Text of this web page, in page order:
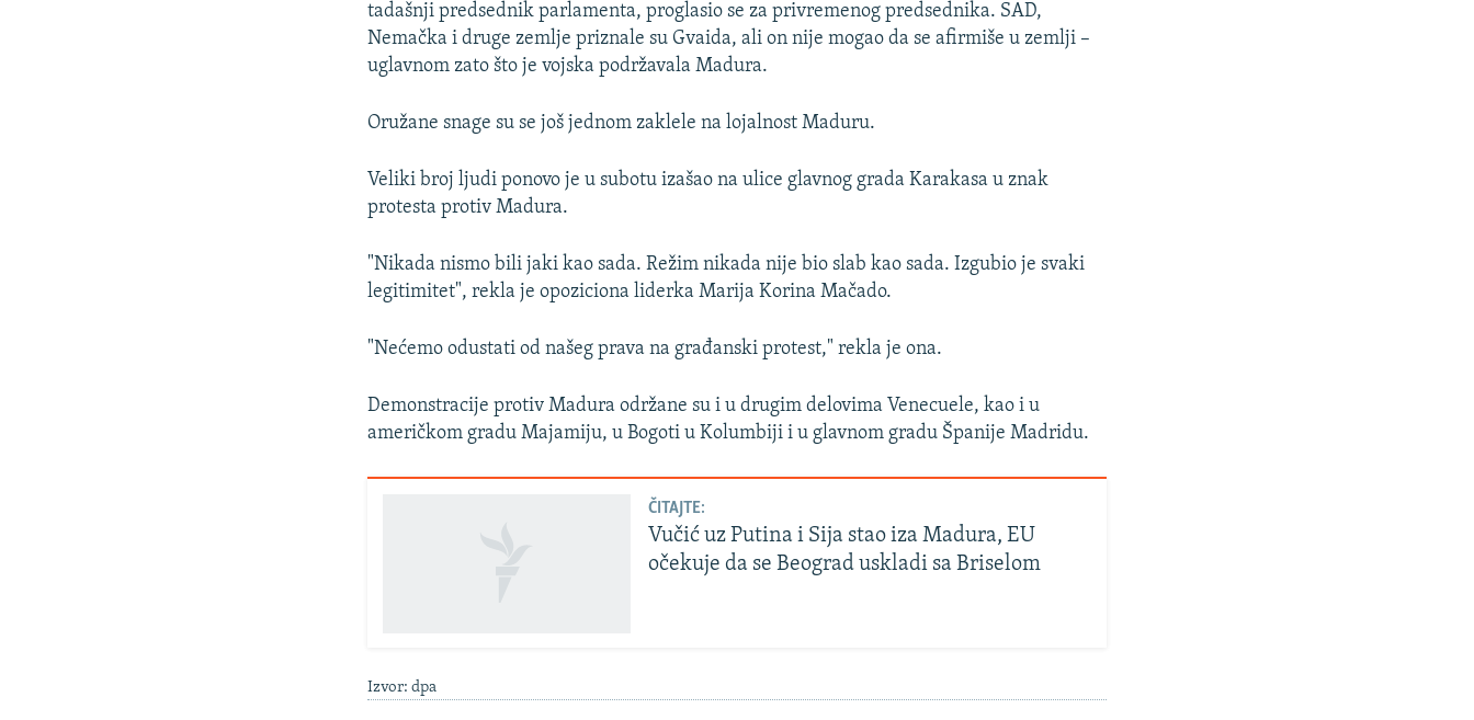
tadašnji predsednik parlamenta, proglasio se za privremenog predsednika. SAD,
Nemačka i druge zemlje priznale su Gvaida, ali on nije mogao da se afirmiše u zemlji –
uglavnom zato što je vojska podržavala Madura.
Oružane snage su se još jednom zaklele na lojalnost Maduru.
Veliki broj ljudi ponovo je u subotu izašao na ulice glavnog grada Karakasa u znak
protesta protiv Madura.
"Nikada nismo bili jaki kao sada. Režim nikada nije bio slab kao sada. Izgubio je svaki
legitimitet", rekla je opoziciona liderka Marija Korina Mačado.
"Nećemo odustati od našeg prava na građanski protest," rekla je ona.
Demonstracije protiv Madura održane su i u drugim delovima Venecuele, kao i u
američkom gradu Majamiju, u Bogoti u Kolumbiji i u glavnom gradu Španije Madridu.
ČITAJTE:
Vučić uz Putina i Sija stao iza Madura, EU
očekuje da se Beograd uskladi sa Briselom
Izvor: dpa